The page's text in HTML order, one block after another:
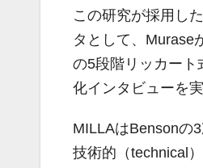
この研究が採用し
タとして、Murase
の5段階リッカート
化インタビューを
MILLAはBensonの
技術的（technical